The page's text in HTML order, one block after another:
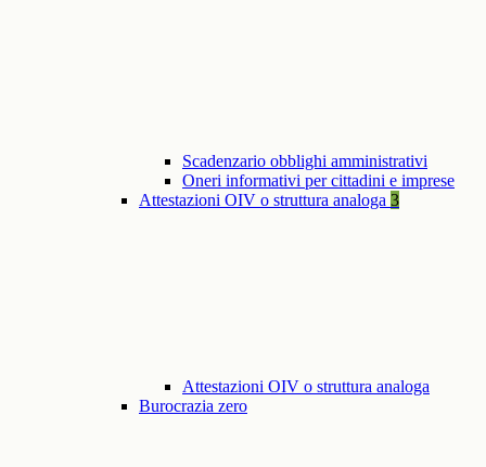
Scadenzario obblighi amministrativi
Oneri informativi per cittadini e imprese
Attestazioni OIV o struttura analoga 3
Attestazioni OIV o struttura analoga
Burocrazia zero